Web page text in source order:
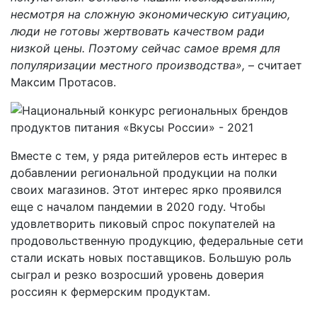
несмотря на сложную экономическую ситуацию,
люди не готовы жертвовать качеством ради
низкой цены. Поэтому сейчас самое время для
популяризации местного производства», – считает
Максим Протасов.
Вместе с тем, у ряда ритейлеров есть интерес в
добавлении региональной продукции на полки
своих магазинов. Этот интерес ярко проявился
еще с началом пандемии в 2020 году. Чтобы
удовлетворить пиковый спрос покупателей на
продовольственную продукцию, федеральные сети
стали искать новых поставщиков. Большую роль
сыграл и резко возросший уровень доверия
россиян к фермерским продуктам.